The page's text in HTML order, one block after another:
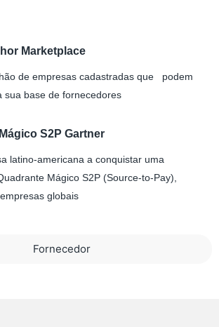
Fornecedor
Marketplace
de empresas cadastradas que podem
sua base de fornecedores
S2P Gartner
latino-americana a conquistar uma
Mágico S2P (Source-to-Pay),
globais